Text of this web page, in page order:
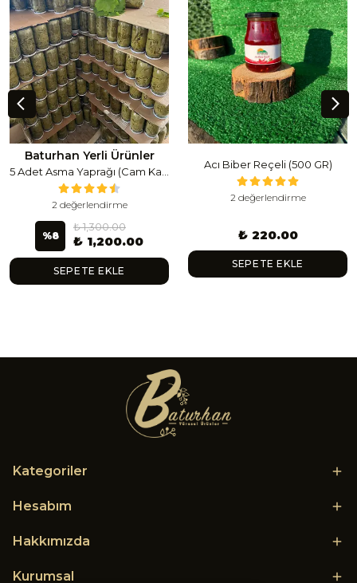
Baturhan Yerli Ürünler
2 değerlendirme
%8
₺ 1,300.00
₺ 1,200.00
SEPETE EKLE
Acı Biber Reçeli (500 GR)
2 değerlendirme
₺ 220.00
SEPETE EKLE
Kategoriler
Hesabım
Hakkımızda
Kurumsal